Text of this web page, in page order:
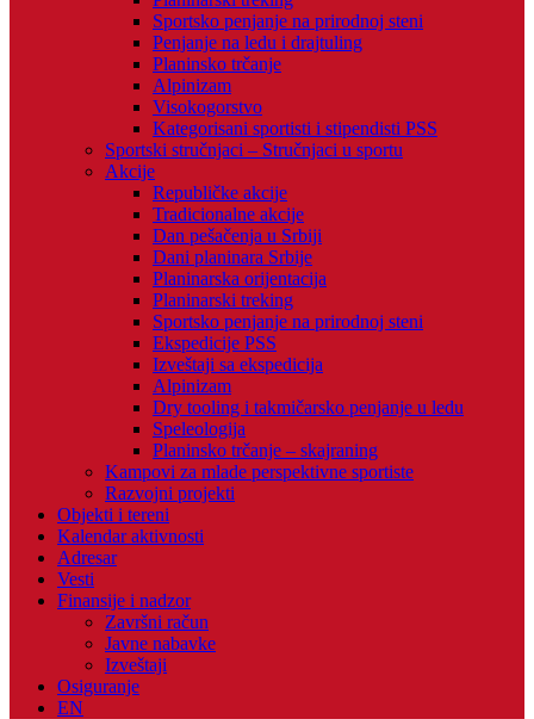
Sportsko penjanje na prirodnoj steni
Penjanje na ledu i drajtuling
Planinsko trčanje
Alpinizam
Visokogorstvo
Kategorisani sportisti i stipendisti PSS
Sportski stručnjaci – Stručnjaci u sportu
Akcije
Republičke akcije
Tradicionalne akcije
Dan pešačenja u Srbiji
Dani planinara Srbije
Planinarska orijentacija
Planinarski treking
Sportsko penjanje na prirodnoj steni
Ekspedicije PSS
Izveštaji sa ekspedicija
Alpinizam
Dry tooling i takmičarsko penjanje u ledu
Speleologija
Planinsko trčanje – skajraning
Kampovi za mlade perspektivne sportiste
Razvojni projekti
Objekti i tereni
Kalendar aktivnosti
Adresar
Vesti
Finansije i nadzor
Završni račun
Javne nabavke
Izveštaji
Osiguranje
EN